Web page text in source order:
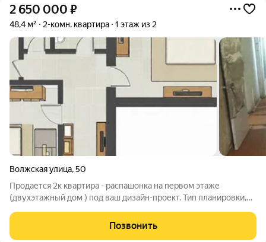
2 650 000 ₽
48,4 м² 2-комн. квартира 1 этаж из 2
Волжская улица,50
Продается 2к квартира - распашонка на первом этаже
(двухэтажный дом ) под ваш дизайн-проект. Тип планировки,
коридора. Хорошее естественное освещение окна выходят на
две стороны, что обеспечивает
Позвонить